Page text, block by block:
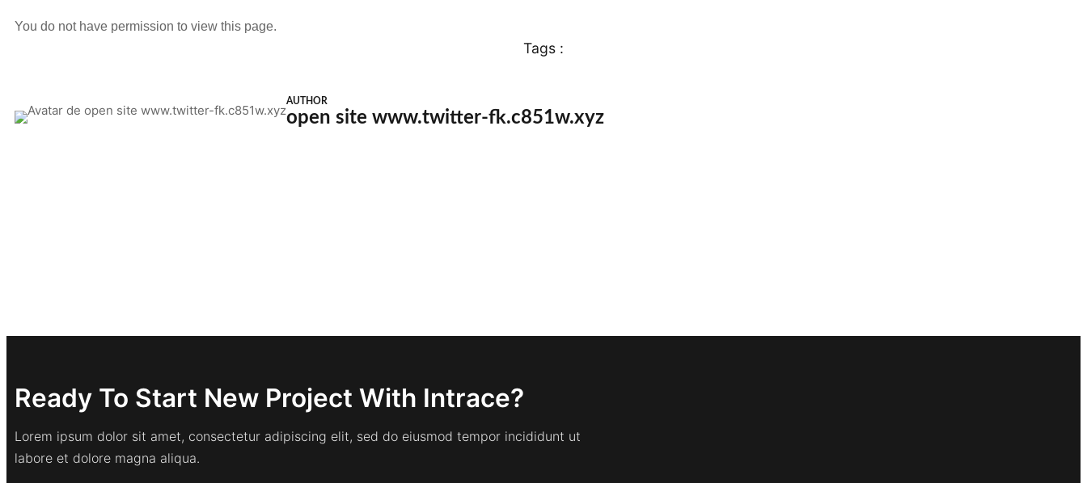
You do not have permission to view this page.
Tags :
AUTHOR
open site www.twitter-fk.c851w.xyz
Ready To Start New Project With Intrace?
Lorem ipsum dolor sit amet, consectetur adipiscing elit, sed do eiusmod tempor incididunt ut
labore et dolore magna aliqua.